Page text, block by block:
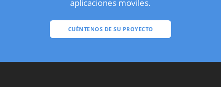
CUÉNTENOS DE SU PROYECTO